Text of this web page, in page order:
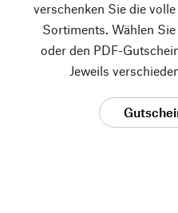
verschenken Sie die
Sortiments. Wählen
oder den PDF-
Jeweils